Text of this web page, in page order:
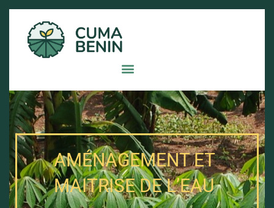
AMÉNAGEMENT ET
MAITRISE DE L’EAU